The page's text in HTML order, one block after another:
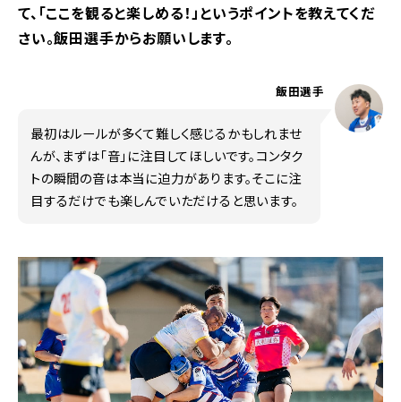
て、「ここを観ると楽しめる！」というポイントを教えてくだ
さい。飯田選手からお願いします。
最初はルールが多くて難しく感じるかもしれませ
んが、まずは「音」に注目してほしいです。コンタク
トの瞬間の音は本当に迫力があります。そこに注
目するだけでも楽しんでいただけると思います。
飯田選手